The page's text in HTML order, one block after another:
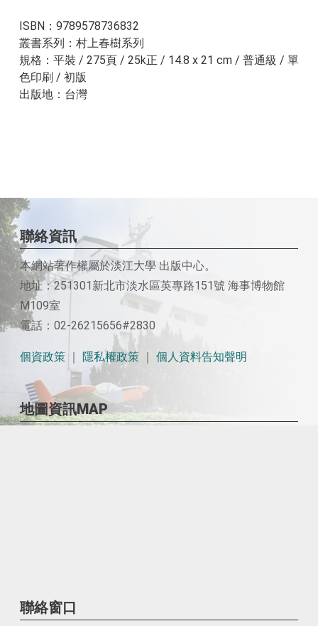
ISBN：9789578736832
叢書系列：村上春樹系列
規格：平裝 / 275頁 / 25k正 / 14.8 x 21 cm / 普通級 / 單
色印刷 / 初版
出版地：台灣
聯絡資訊
本網站著作權屬於淡江大學 出版中心。
地址：251301新北市淡水區英專路151號 海事博物館
M109室
電話：02-26215656#2830
個資政策 隱私權政策 個人資料告知聲明
地圖資訊MAP
聯絡窗口